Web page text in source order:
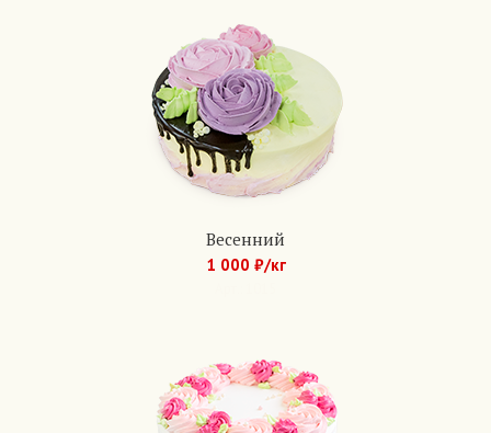
Весенний
1 000 ₽/кг